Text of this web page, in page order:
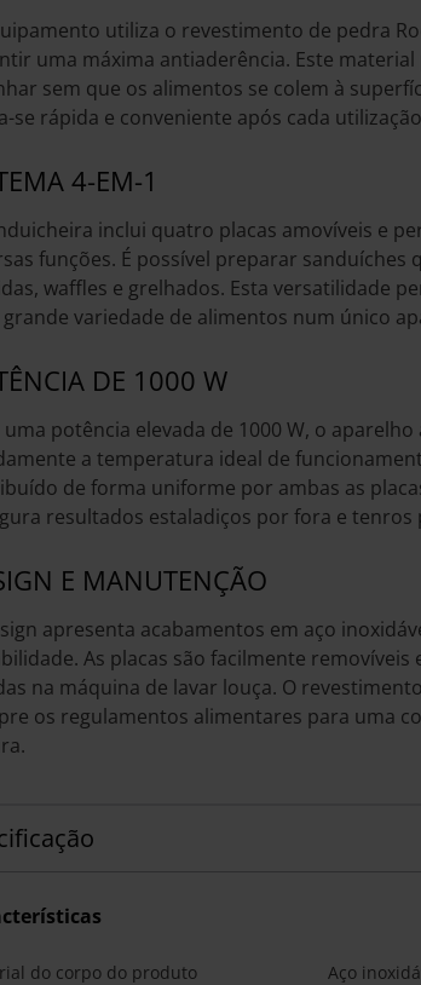
utiliza o revestimento de pedra
uma máxima antiaderência. Este
sem que os alimentos se colem à
se rápida e conveniente após cada
4-EM-1
inclui quatro placas amovíveis e
funções. É possível preparar sanduíches
waffles e grelhados. Esta versatilidade
variedade de alimentos num único
DE 1000 W
uma potência elevada de 1000 W, o aparelho
a temperatura ideal de
de forma uniforme por ambas as
resultados estaladiços por fora e
E MANUTENÇÃO
apresenta acabamentos em aço
As placas são facilmente removíveis
na máquina de lavar louça. O
os regulamentos alimentares para uma
do corpo do produto Aço